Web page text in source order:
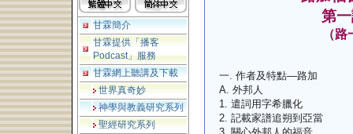
甘霖簡介
甘霖提供「播客
Podcast」服務
甘霖網上聽講及下載
世界真奇妙
神學與教義研究系列
聖經研究系列
第
（
一. 作者及特點—路加
A. 外邦人
1. 遣詞用字希臘化
2. 記載家譜追朔到亞當